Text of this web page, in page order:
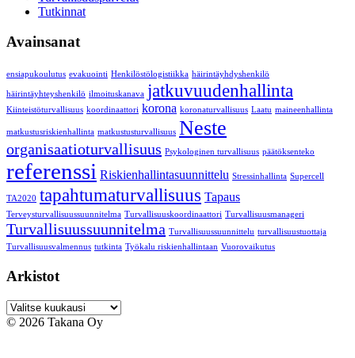
Tutkinnat
Avainsanat
ensiapukoulutus evakuointi Henkilöstölogistiikka häirintäyhdyshenkilö
häirintäyhteyshenkilö ilmoituskanava jatkuvuudenhallinta
Kiinteistöturvallisuus koordinaattori korona koronaturvallisuus Laatu maineenhallinta
matkustusriskienhallinta matkustusturvallisuus Neste
organisaatioturvallisuus Psykologinen turvallisuus päätöksenteko
referenssi Riskienhallintasuunnittelu Stressinhallinta Supercell
TA2020 tapahtumaturvallisuus Tapaus
Terveysturvallisuussuunnitelma Turvallisuuskoordinaattori Turvallisuusmanageri
Turvallisuussuunnitelma Turvallisuussuunnittelu turvallisuustuottaja
Turvallisuusvalmennus tutkinta Työkalu riskienhallintaan Vuorovaikutus
Arkistot
Arkistot
© 2026 Takana Oy